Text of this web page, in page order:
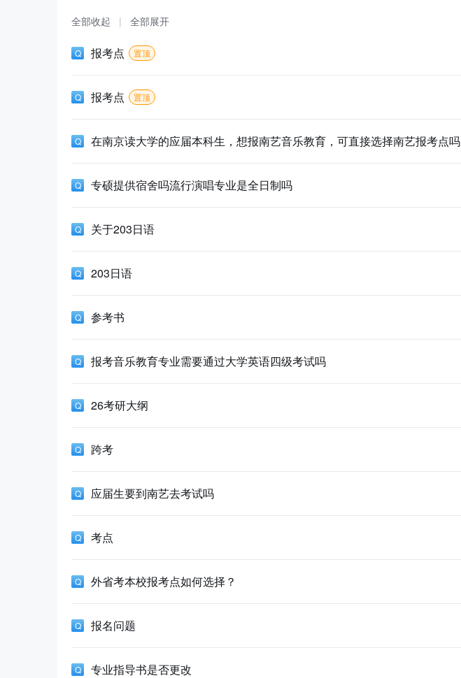
全部收起 | 全部展开
报考点 置顶
报考点 置顶
在南京读大学的应届本科生，想报南艺音乐教育，可直接选择南艺报考点吗
专硕提供宿舍吗流行演唱专业是全日制吗
关于203日语
203日语
参考书
报考音乐教育专业需要通过大学英语四级考试吗
26考研大纲
跨考
应届生要到南艺去考试吗
考点
外省考本校报考点如何选择？
报名问题
专业指导书是否更改